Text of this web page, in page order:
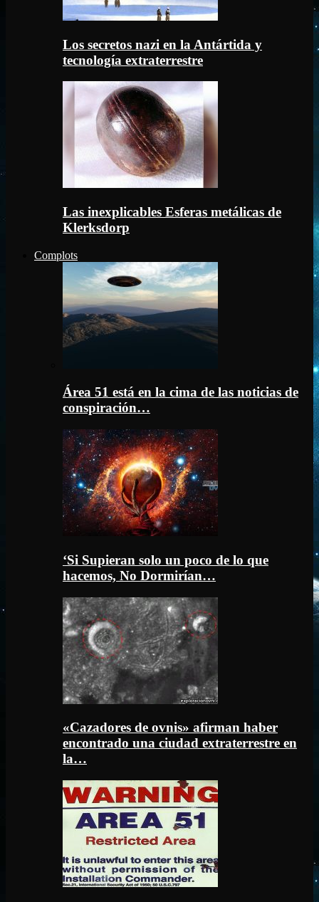
Los secretos nazi en la Antártida y
tecnología extraterrestre
Las inexplicables Esferas metálicas de
Klerksdorp
Complots
Área 51 está en la cima de las noticias de
conspiración…
‘Si Supieran solo un poco de lo que
hacemos, No Dormirían…
«Cazadores de ovnis» afirman haber
encontrado una ciudad extraterrestre en
la…